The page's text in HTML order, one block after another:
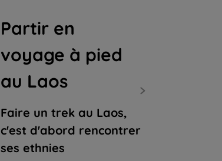
Partir en
voyage à pied
au Laos
Faire un trek au Laos,
c'est d'abord rencontrer
ses ethnies